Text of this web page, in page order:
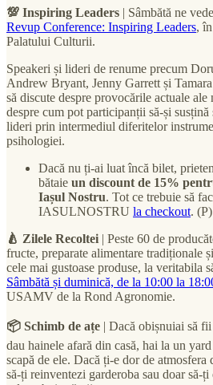
💯 Inspiring Leaders | Sâmbătă ne
Revup Conference: Inspiring Leaders,
Palatului Culturii.
Speakeri și lideri de renume precum
Andrew Bryant, Jenny Garrett și
să discute despre provocările actuale
despre cum pot participanții să-și
lideri prin intermediul diferitelor
psihologiei.
Dacă nu ți-ai luat încă bilet,
bătaie un discount de 15%
Iașul Nostru. Tot ce trebuie să
IASULNOSTRU la checkout. (P)
🍐 Zilele Recoltei | Peste 60 de
fructe, preparate alimentare tradiționale
cele mai gustoase produse, la veritabila
Sâmbătă și duminică, de la 10:00 la
USAMV de la Rond Agronomie.
📦 Schimb de ațe | Dacă obișnuiai să
dau hainele afară din casă, hai la un
scapă de ele. Dacă ți-e dor de
să-ți reinventezi garderoba sau doar să-